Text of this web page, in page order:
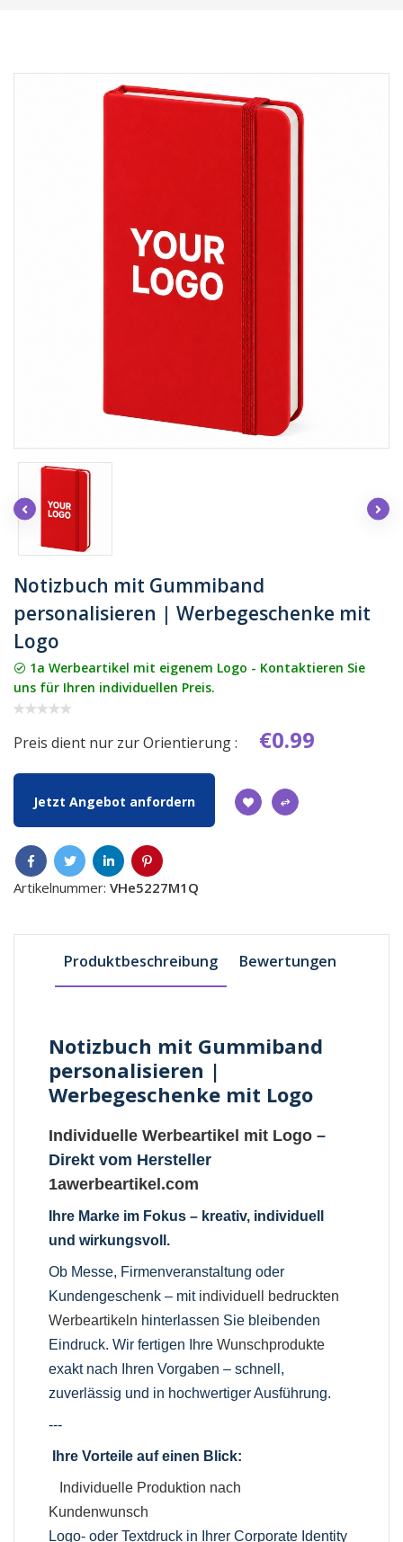
Notizbuch mit Gummiband
personalisieren | Werbegeschenke mit
Logo
1a Werbeartikel mit eigenem Logo - Kontaktieren Sie
uns für Ihren individuellen Preis.
Preis dient nur zur Orientierung : €0.99
Jetzt Angebot anfordern
Artikelnummer: VHe5227M1Q
Produktbeschreibung Bewertungen
Notizbuch mit Gummiband
personalisieren |
Werbegeschenke mit Logo
Individuelle Werbeartikel mit Logo –
Direkt vom Hersteller
1awerbeartikel.com
Ihre Marke im Fokus – kreativ, individuell
und wirkungsvoll.
Ob Messe, Firmenveranstaltung oder
Kundengeschenk – mit individuell bedruckten
Werbeartikeln hinterlassen Sie bleibenden
Eindruck. Wir fertigen IhreWunschprodukte
exakt nach Ihren Vorgaben – schnell,
zuverlässig und in hochwertiger Ausführung.
---
Ihre Vorteile auf einen Blick:
Individuelle Produktion nach
Kundenwunsch
Logo- oder Textdruck in Ihrer Corporate Identity